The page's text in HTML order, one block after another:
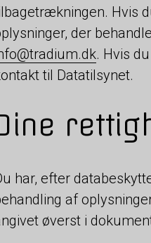
Hvis
der
. Hvis
til Datatilsynet.
har, efter
af
øverst i